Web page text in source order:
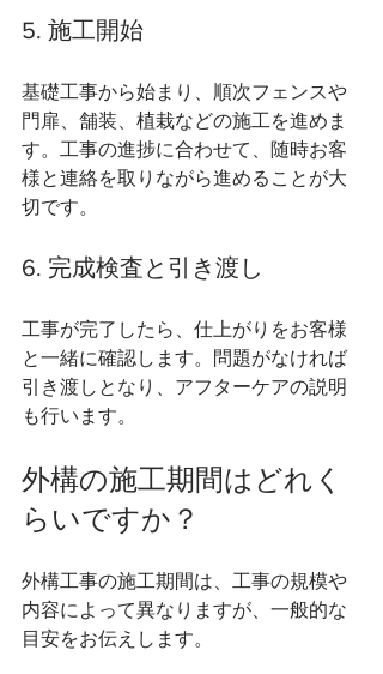
5. 施工開始
基礎工事から始まり、順次フェンスや
門扉、舗装、植栽などの施工を進めま
す。工事の進捗に合わせて、随時お客
様と連絡を取りながら進めることが大
切です。
6. 完成検査と引き渡し
工事が完了したら、仕上がりをお客様
と一緒に確認します。問題がなければ
引き渡しとなり、アフターケアの説明
も行います。
外構の施工期間はどれく
らいですか？
外構工事の施工期間は、工事の規模や
内容によって異なりますが、一般的な
目安をお伝えします。